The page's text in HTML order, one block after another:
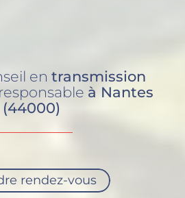
en transmission
à Nantes
(44000)
rendez-vous